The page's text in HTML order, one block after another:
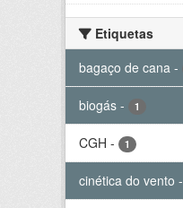
Etiquetas
bagaço de cana -
biogás - 1
CGH - 1
cinética do vento -